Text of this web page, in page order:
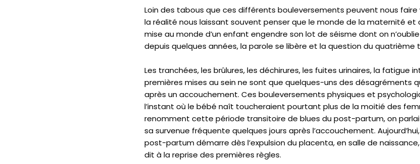
Loin des tabous que ces différents bouleversements peuvent nous
la réalité nous laissant souvent penser que le monde de la maternité
mise au monde d’un enfant engendre son lot de séisme dont on
depuis quelques années, la parole se libère et la question du
Les tranchées, les brûlures, les déchirures, les fuites urinaires, la fatigue
premières mises au sein ne sont que quelques-uns des désagréments
après un accouchement. Ces bouleversements physiques et
l’instant où le bébé naît toucheraient pourtant plus de la moitié des
renomment cette période transitoire de blues du post-partum, on
sa survenue fréquente quelques jours après l’accouchement.
post-partum démarre dès l’expulsion du placenta, en salle de
dit à la reprise des premières règles.